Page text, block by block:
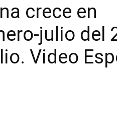
crece en
julio del
Video